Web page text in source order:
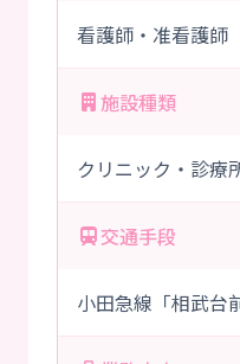
看護師・准看護師
施設種類
クリニック・診療
交通手段
小田急線「相武台